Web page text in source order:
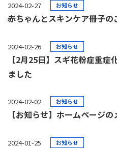
2024-02-27 お知らせ
赤ちゃんとスキンケア冊子の
2024-02-26 お知らせ
【2月25日】スギ花粉症重
ました
2024-02-02 お知らせ
【お知らせ】ホームページ
2024-01-25 お知らせ